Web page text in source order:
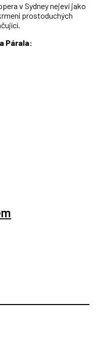
v Sydney nejeví jako
prostoduchých
Párala: